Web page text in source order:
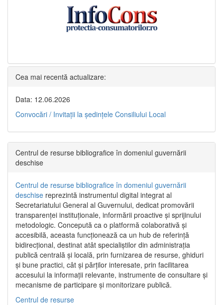
Cea mai recentă actualizare:
Data: 12.06.2026
Convocări / Invitaţii la şedinţele Consiliului Local
Centrul de resurse bibliografice în domeniul guvernării
deschise
Centrul de resurse bibliografice în domeniul guvernării
deschise reprezintă instrumentul digital integrat al
Secretariatului General al Guvernului, dedicat promovării
transparenței instituționale, informării proactive și sprijinului
metodologic. Concepută ca o platformă colaborativă și
accesibilă, aceasta funcționează ca un hub de referință
bidirecțional, destinat atât specialiștilor din administrația
publică centrală și locală, prin furnizarea de resurse, ghiduri
și bune practici, cât și părților interesate, prin facilitarea
accesului la informații relevante, instrumente de consultare și
mecanisme de participare și monitorizare publică.
Centrul de resurse